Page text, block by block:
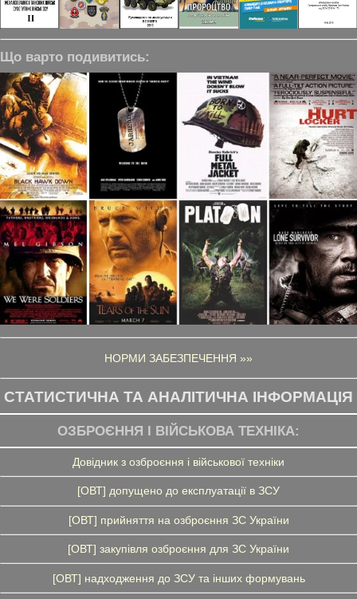
Що варто подивитись:
НОРМИ ЗАБЕЗПЕЧЕННЯ »»
СТАТИСТИЧНА ТА АНАЛІТИЧНА ІНФОРМАЦІЯ
ОЗБРОЄННЯ І ВІЙСЬКОВА ТЕХНІКА:
Довідник з озброєння і військової техніки
[ОВТ] допущено до експлуатації в ЗСУ
[ОВТ] прийняття на озброєння ЗС України
[ОВТ] закупівля озброєння для ЗС України
[ОВТ] надходження до ЗСУ та інших формувань